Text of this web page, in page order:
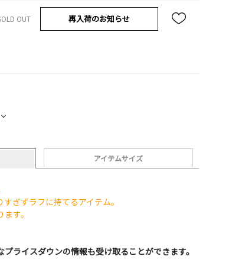
OUT 再入荷のお知らせ
アイテムサイズ
ぎずラフに持てるアイテム。
す。
ライスダウンの情報も受け取ることができます。